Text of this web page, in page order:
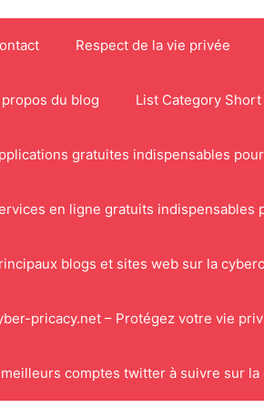
Respect de la vie privée
du blog List Category
gratuites indispensables
en ligne gratuits indispensables
blogs et sites web sur la
pricacy.net – Protégez votre vie
comptes twitter à suivre sur la